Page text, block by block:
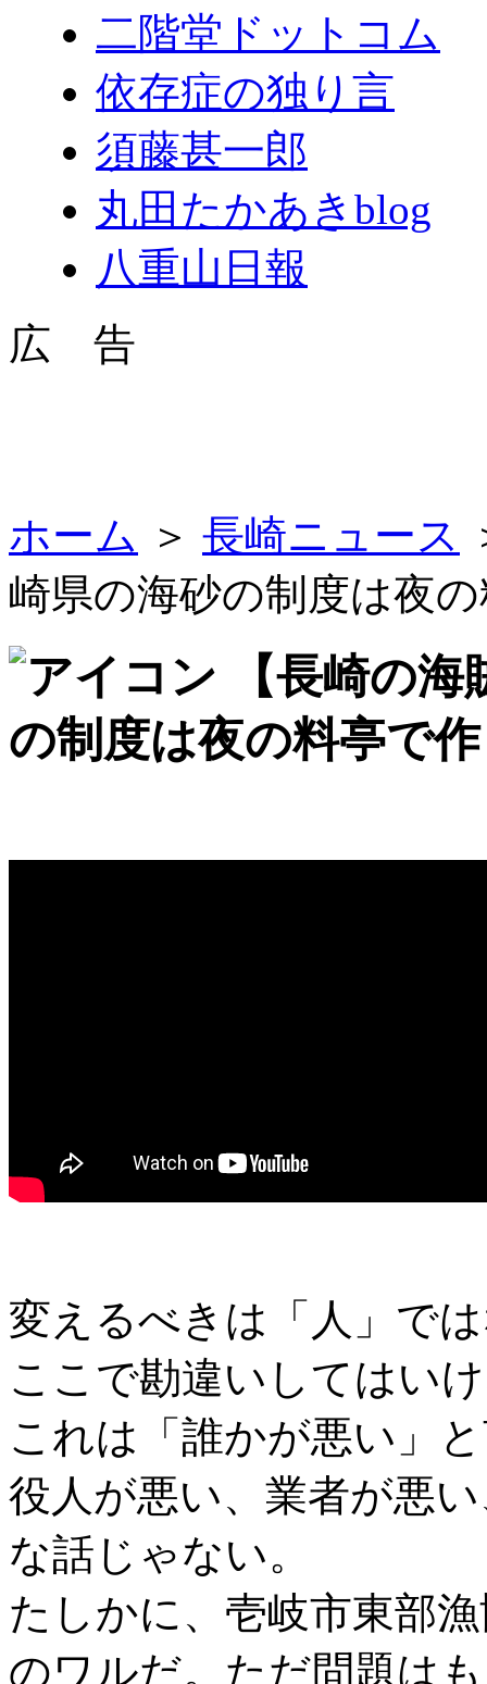
二階堂ドットコム
依存症の独り言
須藤甚一郎
丸田たかあきblog
八重山日報
広 告
ホーム ＞ 長崎ニュース
崎県の海砂の制度は夜
【長崎の
の制度は夜の料亭で
変えるべきは「人」で
ここで勘違いしてはい
これは「誰かが悪い」
役人が悪い、業者が悪
な話じゃない。
たしかに、壱岐市東部
のワルだ。ただ問題は